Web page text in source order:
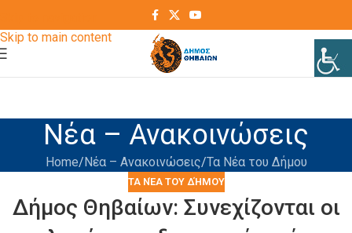
Skip to main content
Νέα – Ανακοινώσεις
Home Νέα – Ανακοινώσεις Τα Νέα του Δήμου
ΤΑ ΝΈΑ ΤΟΥ ΔΉΜΟΥ
Δήμος Θηβαίων: Συνεχίζονται οι